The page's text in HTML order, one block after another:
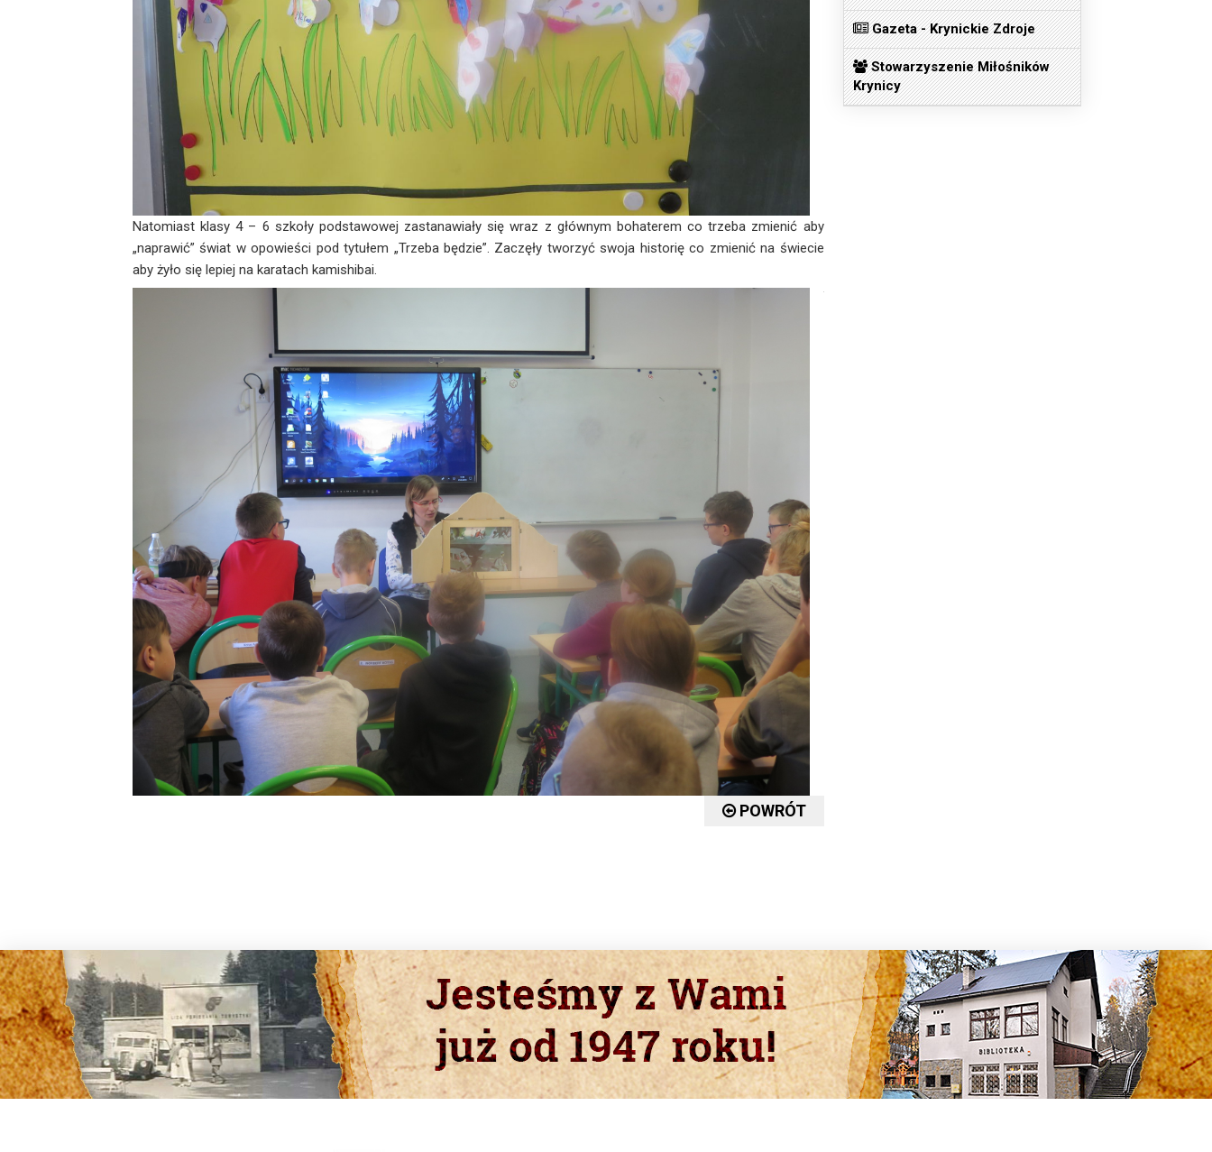
Natomiast klasy 4 – 6 szkoły podstawowej zastanawiały się wraz z głównym bohaterem co trzeba zmienić aby
„naprawić” świat w opowieści pod tytułem „Trzeba będzie”. Zaczęły tworzyć swoja historię co zmienić na świecie
aby żyło się lepiej na karatach kamishibai.
POWRÓT
Gazeta - Krynickie Zdroje
Stowarzyszenie Miłośników
Krynicy